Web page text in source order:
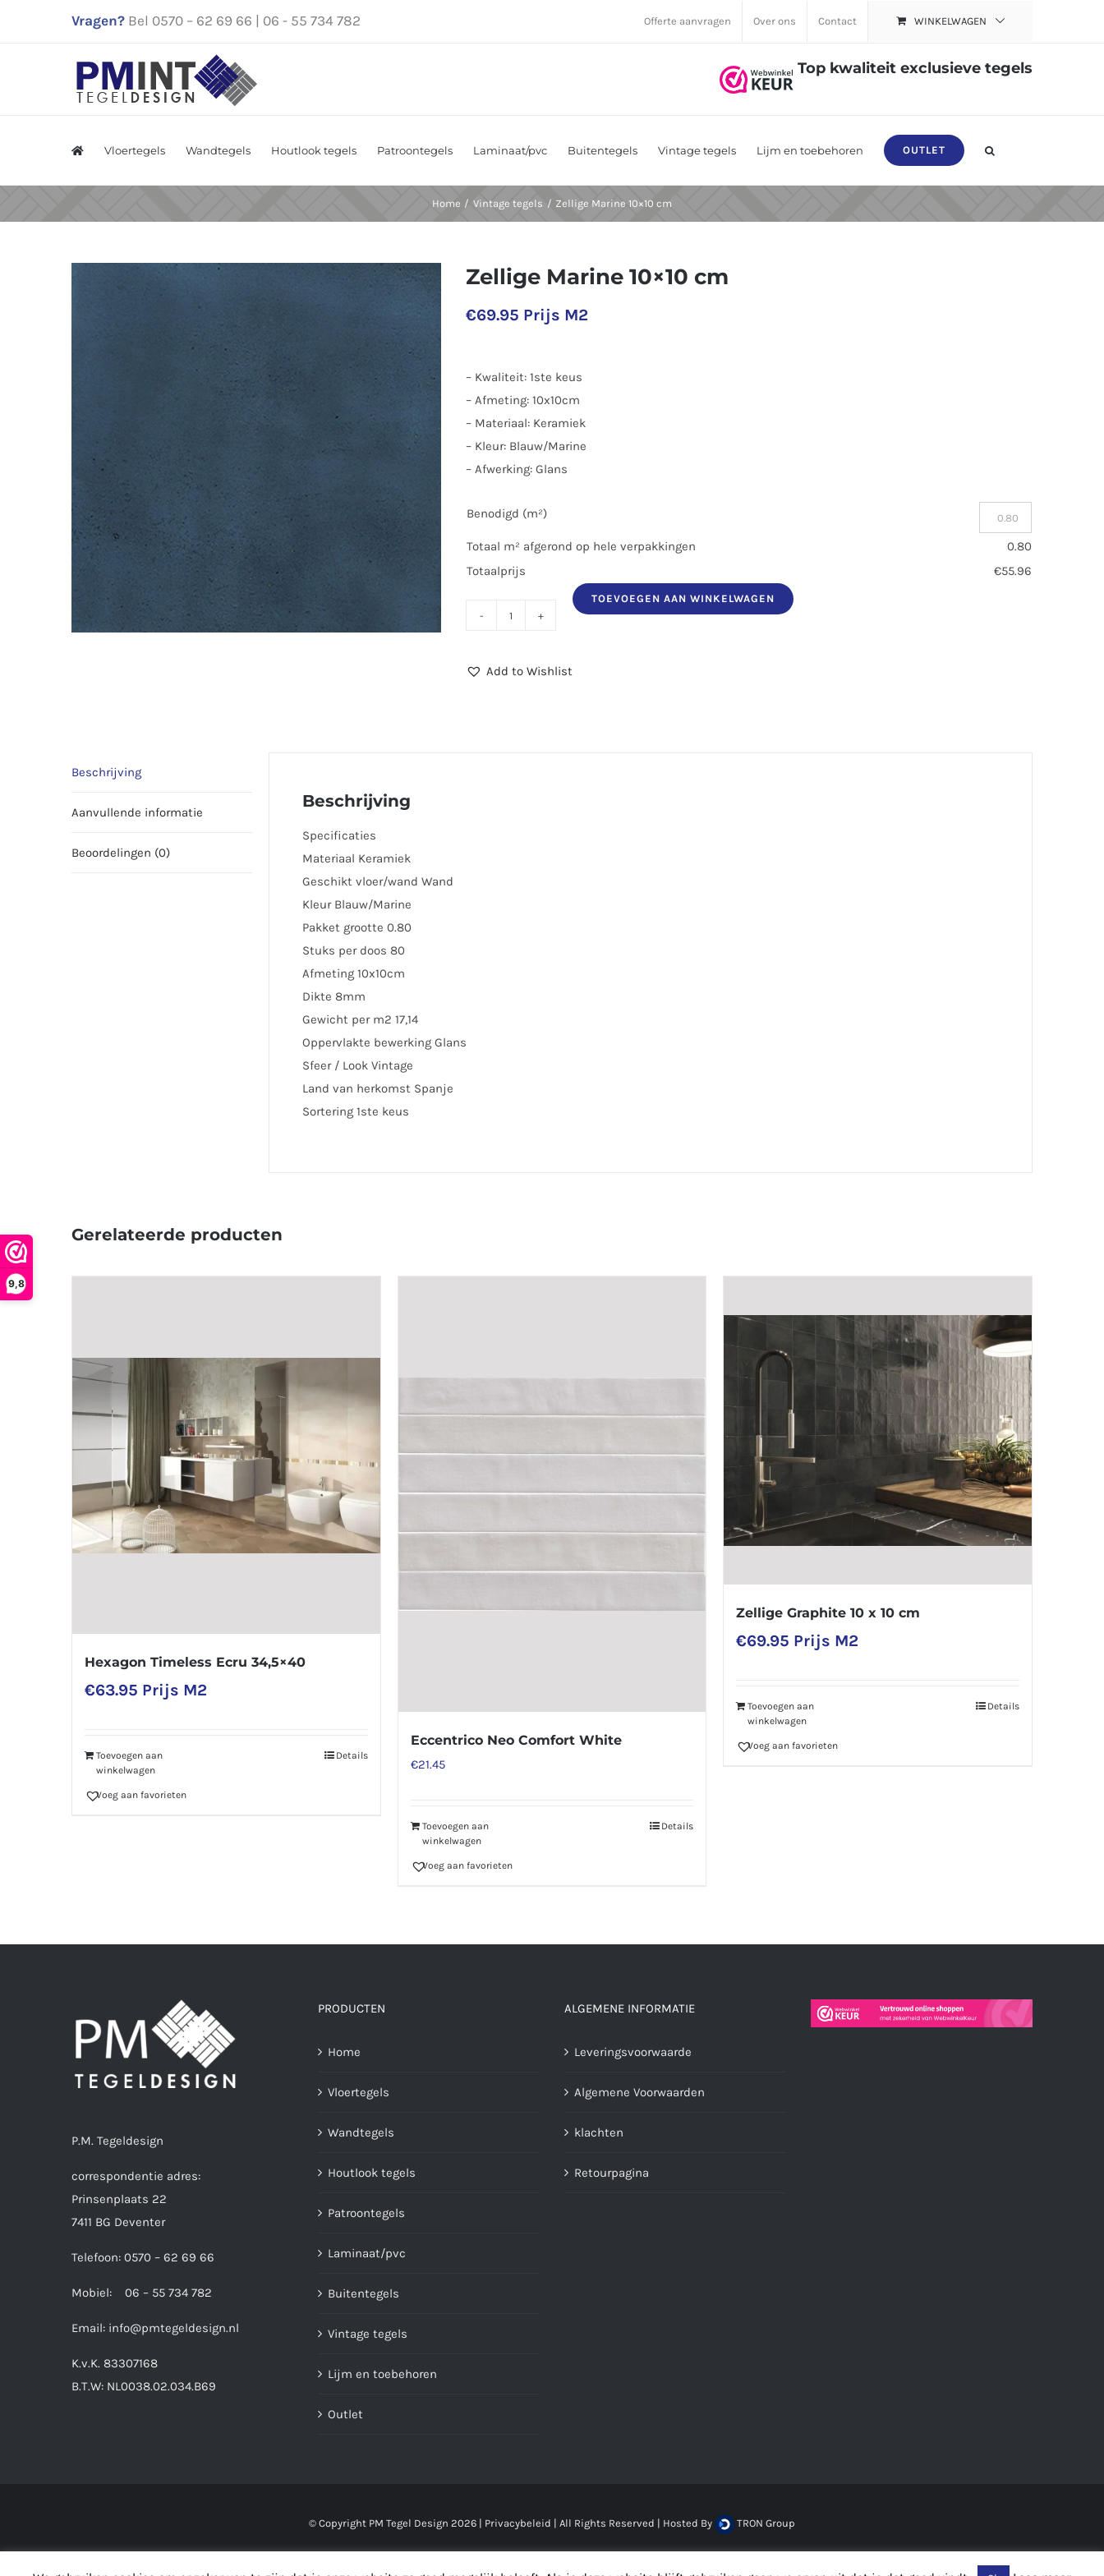
9,8
Vragen? Bel 0570 – 62 69 66 | 06 - 55 734 782 Offerte aanvragen Over ons Contact WINKELWAGEN
Top kwaliteit exclusieve tegels
Vloertegels Wandtegels Houtlook tegels Patroontegels Laminaat/pvc Buitentegels Vintage tegels Lijm en toebehoren OUTLET
Home Vintage tegels Zellige Marine 10×10 cm
Zellige Marine 10×10 cm
€69.95 Prijs M2
– Kwaliteit: 1ste keus
– Afmeting: 10x10cm
– Materiaal: Keramiek
– Kleur: Blauw/Marine
– Afwerking: Glans
Benodigd (m²)
Totaal m² afgerond op hele verpakkingen
0.80
Totaalprijs
€55.96
10x10
TOEVOEGEN AAN WINKELWAGEN
Add to Wishlist
Beschrijving
Aanvullende informatie
Beoordelingen (0)
Beschrijving
Specificaties
Materiaal Keramiek
Geschikt vloer/wand Wand
Kleur Blauw/Marine
Pakket grootte 0.80
Stuks per doos 80
Afmeting 10x10cm
Dikte 8mm
Gewicht per m2 17,14
Oppervlakte bewerking Glans
Sfeer / Look Vintage
Land van herkomst Spanje
Sortering 1ste keus
Gerelateerde producten
Hexagon Timeless Ecru 34,5×40
€63.95 Prijs M2
Toevoegen aan
winkelwagen
Details
Voeg aan favorieten
Eccentrico Neo Comfort White
€21.45
Toevoegen aan
winkelwagen
Details
Voeg aan favorieten
Zellige Graphite 10 x 10 cm
€69.95 Prijs M2
Toevoegen aan
winkelwagen
Details
Voeg aan favorieten
P.M. Tegeldesign
correspondentie adres:
Prinsenplaats 22
7411 BG Deventer
Telefoon: 0570 – 62 69 66
Mobiel: 06 – 55 734 782
Email: info@pmtegeldesign.nl
K.v.K. 83307168
B.T.W: NL0038.02.034.B69
PRODUCTEN
Home
Vloertegels
Wandtegels
Houtlook tegels
Patroontegels
Laminaat/pvc
Buitentegels
Vintage tegels
Lijm en toebehoren
Outlet
ALGEMENE INFORMATIE
Leveringsvoorwaarde
Algemene Voorwaarden
klachten
Retourpagina
© Copyright PM Tegel Design 2026 | Privacybeleid | All Rights Reserved | Hosted By TRON Group